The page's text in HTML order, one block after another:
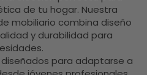
de tu hogar. Nuestra
mobiliario combina diseño
y durabilidad para
para adaptarse a